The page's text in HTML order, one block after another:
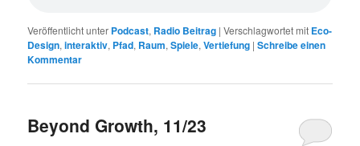
Veröffentlicht unter Podcast, Radio Beitrag |Verschlagwortet mit Eco-
Design,interaktiv, Pfad, Raum,Spiele,Vertiefung |Schreibe einen
Kommentar
Beyond Growth, 11/23